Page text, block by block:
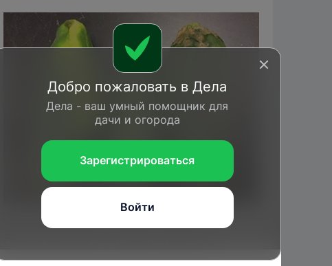
загнивают и становятся горьковатыми.
Добро пожаловать в Дела
Дела - ваш умный помощник для
дачи и огорода
Зарегистрироваться
Войти